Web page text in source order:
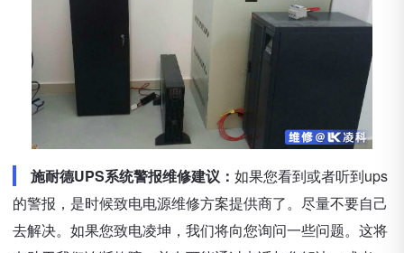
施耐德UPS系统警报维修建议： 如果您看到或者听到ups
的警报，是时候致电电源维修方案提供商了。尽量不要自己
去解决。如果您致电凌坤，我们将向您询问一些问题。这将